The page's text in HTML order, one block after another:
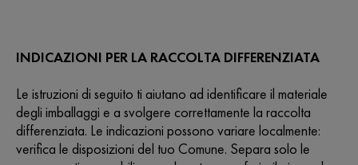
INDICAZIONI PER LA RACCOLTA DIFFERENZIATA
Le istruzioni di seguito ti aiutano ad identificare il materiale
degli imballaggi e a svolgere correttamente la raccolta
differenziata. Le indicazioni possono variare localmente:
verifica le disposizioni del tuo Comune. Separa solo le